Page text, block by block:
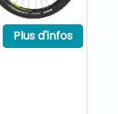
Plus d'infos